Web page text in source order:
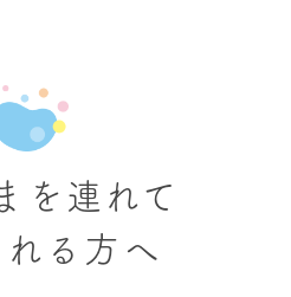
まを連れて
る方へ